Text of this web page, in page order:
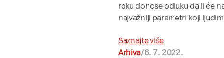
roku donose odluku da li će
najvažniji parametri koji
Saznajte više
Arhiva/6. 7. 2022.